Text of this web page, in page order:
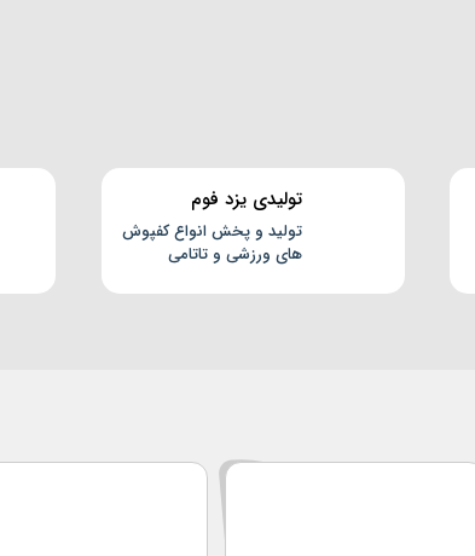
تولیدی یزد فوم
تولید و پخش انواع کفپوش
های ورزشی و تاتامی